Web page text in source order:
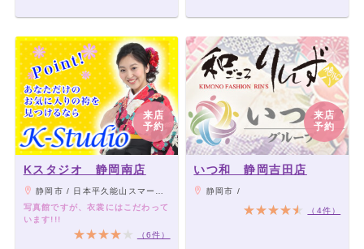
来店
予約
Kスタジオ 静岡南店
静岡市 / 日本平久能山スマートICからお車で約３分 サウナ敷地様よこ
写真館ですが、衣裳にはこだわって
います!!!
（6件）
来店
予約
いつ和 静岡吉田店
静岡市 /
（4件）